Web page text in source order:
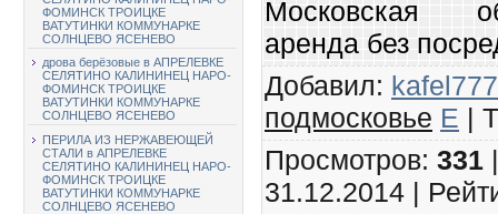
ФОМИНСК ТРОИЦКЕ
ВАТУТИНКИ КОММУНАРКЕ
СОЛНЦЕВО ЯСЕНЕВО
дрова берёзовые в АПРЕЛЕВКЕ
СЕЛЯТИНО КАЛИНИНЕЦ НАРО-
ФОМИНСК ТРОИЦКЕ
ВАТУТИНКИ КОММУНАРКЕ
СОЛНЦЕВО ЯСЕНЕВО
ПЕРИЛА ИЗ НЕРЖАВЕЮЩЕЙ
СТАЛИ в АПРЕЛЕВКЕ
СЕЛЯТИНО КАЛИНИНЕЦ НАРО-
ФОМИНСК ТРОИЦКЕ
ВАТУТИНКИ КОММУНАРКЕ
СОЛНЦЕВО ЯСЕНЕВО
Московская
аренда без
Добавил: kafel777
подмосковье E |
Просмотров: 331
31.12.2014 |